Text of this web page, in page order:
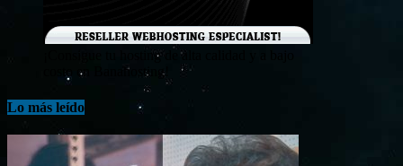
¡Consigue tu hosting de alta calidad y a bajo
costo en Banahosting!
Lo más leído